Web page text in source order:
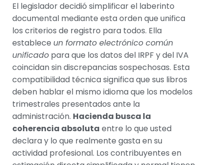
El legislador decidió simplificar el laberinto
documental mediante esta orden que unifica
los criterios de registro para todos. Ella
establece un formato electrónico común
unificado para que los datos del IRPF y del IVA
coincidan sin discrepancias sospechosas. Esta
compatibilidad técnica significa que sus libros
deben hablar el mismo idioma que los modelos
trimestrales presentados ante la
administración. Hacienda busca la
coherencia absoluta entre lo que usted
declara y lo que realmente gasta en su
actividad profesional. Los contribuyentes en